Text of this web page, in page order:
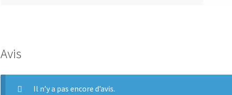
Avis
Il n’y a pas encore d’avis.